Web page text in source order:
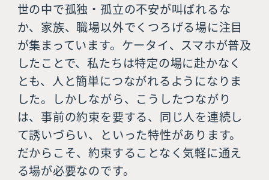
世の中で孤独・孤立の不安が叫ばれるな
か、家族、職場以外でくつろげる場に注目
が集まっています。ケータイ、スマホが普及
したことで、私たちは特定の場に赴かなく
とも、人と簡単につながれるようになりま
した。しかしながら、こうしたつながり
は、事前の約束を要する、同じ人を連続し
て誘いづらい、といった特性があります。
だからこそ、約束することなく気軽に通え
る場が必要なのです。